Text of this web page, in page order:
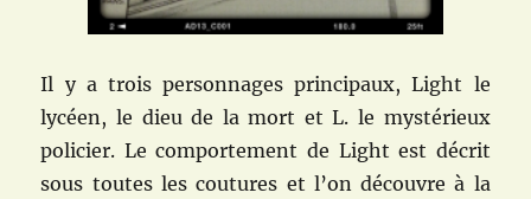
Il y a trois personnages principaux, Light le
lycéen, le dieu de la mort et L. le mystérieux
policier. Le comportement de Light est décrit
sous toutes les coutures et l’on découvre à la